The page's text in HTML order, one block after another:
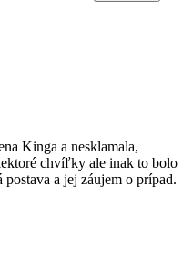
Kinga a nesklamala,
chvíľky ale inak to bolo
a jej záujem o prípad.